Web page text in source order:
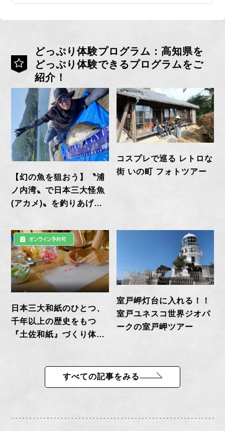
どっぷり体験プログラム：高知県を
どっぷり体験できるプログラムをご
紹介！
【幻の魚を狙おう】〝浦
ノ内湾〟で日本三大怪魚
(アカメ)〟を釣りあげよ
ンストラクター付！
コスプレで巡る レトロな
街 いの町 フォトツアー
日本三大和紙のひとつ、
千年以上の歴史をもつ
『土佐和紙』づくり体験
室戸岬灯台に入れる！！
室戸ユネスコ世界ジオパ
ークの室戸岬ツアー
すべての記事をみる